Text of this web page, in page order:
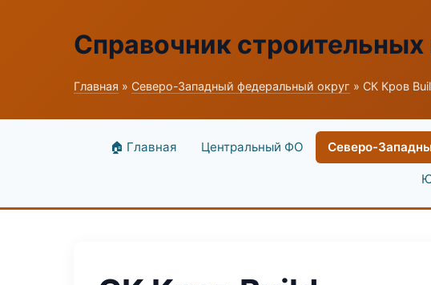
Справочник
Главная » Северо-Западный федеральный округ » СК Кров
🏠 Главная Центральный ФО Северо-